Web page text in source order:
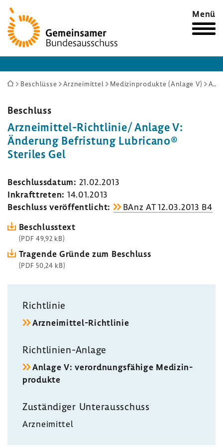
Zur
Startseite
Menü
Sie
hier:
Beschlüsse Arzneimittel Medizinprodukte (Anlage V) Arzneimittel-Richtlinie/ Anlage V: Änderung Befristung Lubricano® Steriles Gel
Beschluss
Arzneimittel-​Richtlinie/ Anlage V:
Ände­rung Befris­tung Lubri­cano®
Steriles Gel
Beschluss­datum: 21.02.2013
Inkraft­treten: 14.01.2013
Beschluss veröf­fent­licht:
BAnz AT 12.03.2013 B4
Beschluss­text
(PDF 49,92 kB)
Tragende Gründe zum Beschluss
(PDF 50,24 kB)
Richt­linie
Arzneimittel-​Richtlinie
Richtlinien-​Anlage
Anlage V: verord­nungs­fä­hige Medi­zin­
pro­dukte
Zustän­diger Unter­aus­schuss
Arznei­mittel